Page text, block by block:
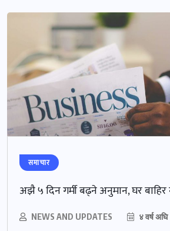
समाचार
अझै ५ दिन गर्मी बढ्ने अनुमान, घर
NEWS AND UPDATES ४ वर्ष अघि